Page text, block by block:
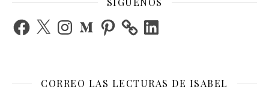
Facebook
X InstagramMediumPinterest LinkedIn
CORREO LAS LECTURAS DE ISABEL